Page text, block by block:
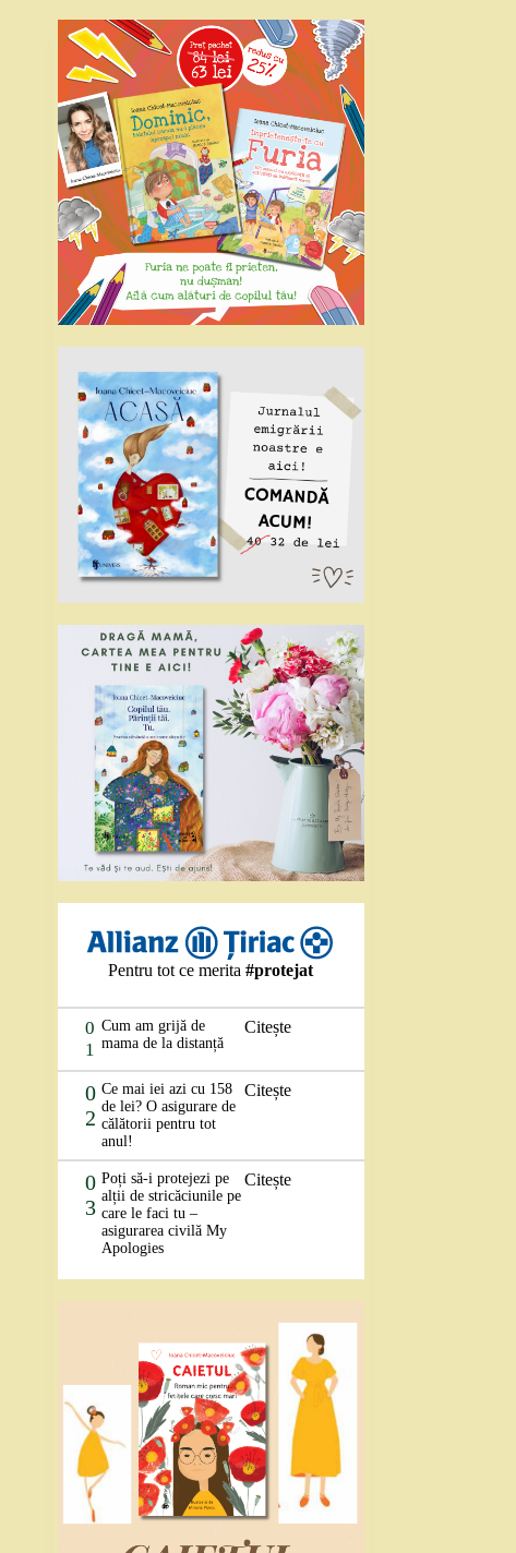
Pentru tot ce merita#protejat
0
1
Cum am grijă de
mama de la distanță
Citește
0
2
Ce mai iei azi cu 158
de lei? O asigurare de
călătorii pentru tot
anul!
Citește
0
3
Poți să-i protejezi pe
alții de stricăciunile pe
care le faci tu –
asigurarea civilă My
Apologies
Citește